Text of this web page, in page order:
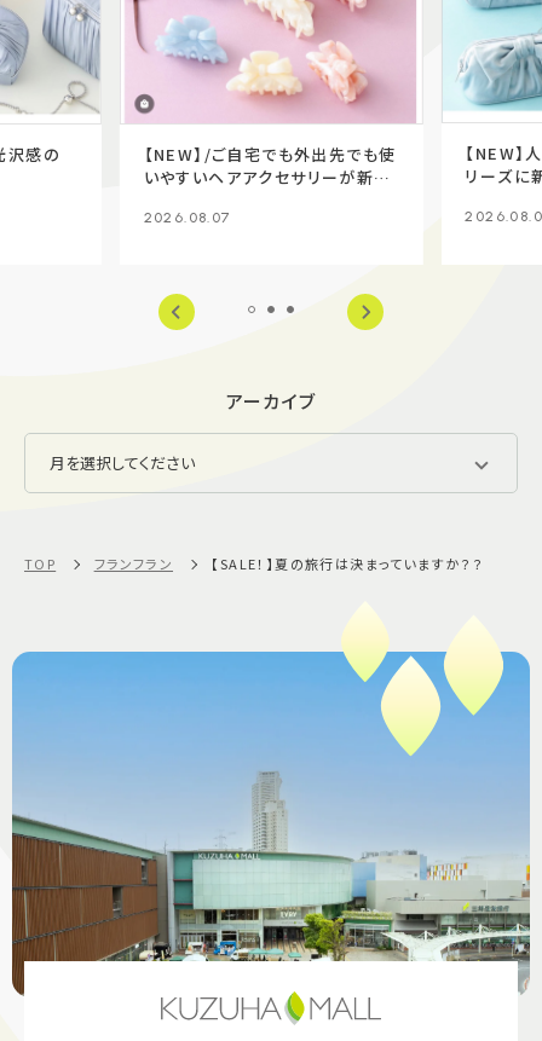
沢感の
【NEW】/ご自宅でも外出先でも使
いやすいヘアアクセサリーが新登
2026.08.07
【NEW】
リーズに
アーカイブ
TOP フランフラン 【SALE！】夏の旅行は決まっていますか？？